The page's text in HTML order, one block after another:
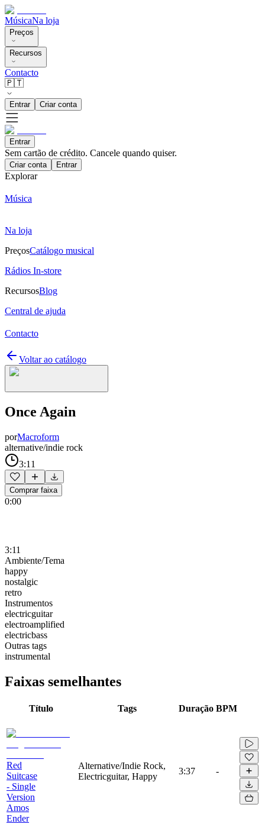
MúsicaNa loja
Preços
Recursos
Contacto
🇵🇹
Entrar Criar conta
Entrar
Sem cartão de crédito. Cancele quando quiser.
Criar conta Entrar
Explorar
Música
Na loja
PreçosCatálogo musical
Rádios In-store
RecursosBlog
Central de ajuda
Contacto
Voltar ao catálogo
Once Again
porMacroform
alternative/indie rock
3:11
Comprar faixa
0:00
3:11
Ambiente/Tema
happy
nostalgic
retro
Instrumentos
electricguitar
electroamplified
electricbass
Outras tags
instrumental
Faixas semelhantes
Título Tags Duração BPM
Red
Suitcase
- Single
Version
Amos
Ender
Alternative/Indie Rock,
Electricguitar, Happy
3:37 -